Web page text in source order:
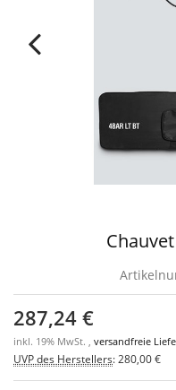
Chauvet
287,24 €
inkl. 19% MwSt. , versandfreie
UVP des Herstellers: 280,00 €